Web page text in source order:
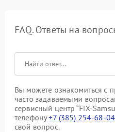
FAQ. Ответы на
Вы можете ознакомиться с
часто задаваемыми
сервисный центр “FIX-
телефону+7 (385) 254-68-04
свой вопрос.